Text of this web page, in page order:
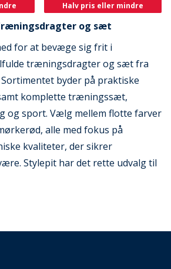
Halv pris eller mindre
og sæt
for at bevæge sig frit i
træningsdragter og sæt fra
Sortimentet byder på praktiske
komplette træningssæt,
og sport. Vælg mellem flotte farver
alle med fokus på
kvaliteter, der sikrer
Stylepit har det rette udvalg til